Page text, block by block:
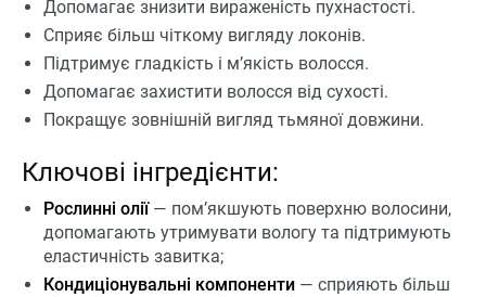
Допомагає знизити вираженість пухнастості.
Сприяє більш чіткому вигляду локонів.
Підтримує гладкість і м’якість волосся.
Допомагає захистити волосся від сухості.
Покращує зовнішній вигляд тьмяної довжини.
Ключові інгредієнти:
Рослинні олії— пом’якшують поверхню волосини,
допомагають утримувати вологу та підтримують
еластичність завитка;
Кондиціонувальні компоненти — сприяють більш